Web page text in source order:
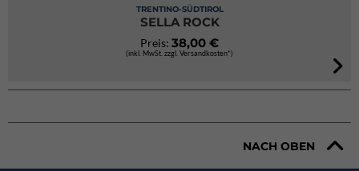
TRENTINO-SÜDTIROL
SELLA ROCK
Preis: 38,00 €
(inkl. MwSt. zzgl. Versandkosten*)
NACH OBEN